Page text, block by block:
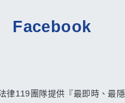
Facebook
律119團隊提供『最即時、最